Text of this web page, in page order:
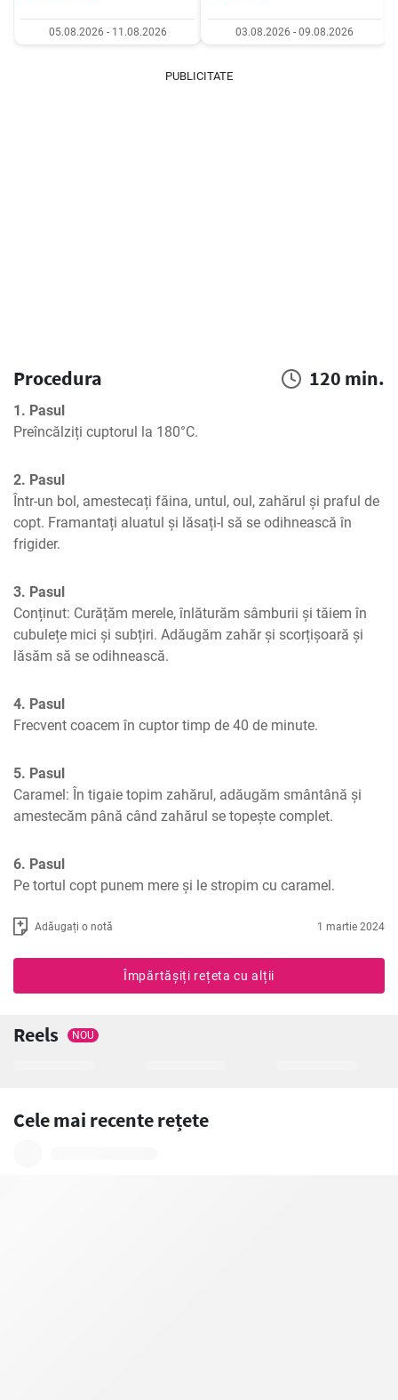
05.08.2026 - 11.08.2026 03.08.2026 - 09.08.2026
PUBLICITATE
Procedura 120 min.
1. Pasul
Preîncălziți cuptorul la 180°C.
2. Pasul
Într-un bol, amestecați făina, untul, oul, zahărul și praful de
copt. Framantați aluatul și lăsați-l să se odihnească în
frigider.
3. Pasul
Conținut: Curățăm merele, înlăturăm sâmburii și tăiem în
cubulețe mici și subțiri. Adăugăm zahăr și scorțișoară și
lăsăm să se odihnească.
4. Pasul
Frecvent coacem în cuptor timp de 40 de minute.
5. Pasul
Caramel: În tigaie topim zahărul, adăugăm smântână și
amestecăm până când zahărul se topește complet.
6. Pasul
Pe tortul copt punem mere și le stropim cu caramel.
Adăugați o notă 1 martie 2024
Împărtășiți rețeta cu alții
Reels NOU
Cele mai recente rețete